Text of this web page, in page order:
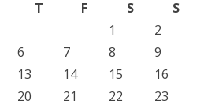
T F S
S
1
2
6 7 8
9
13 14 15
16
20 21 22
23